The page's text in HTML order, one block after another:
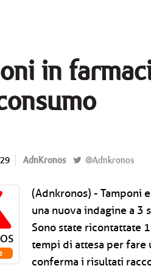
in
AdnKronos @Adnkronos
(Adnkronos) - Tamponi e mascherine Ffp, Altroconsumo ha condotto una nuova indagine a 3 settimane dal precedente monitoraggio. Sono state ricontattate 115 farmacie per chiedere disponibilità e tempi di attesa per fare un tampone antigenico rapido. L'indagine conferma i risultati raccolti prima di Natale: code e tempi d'attesa ancora troppo lunghi soprattutto al Nord, ma le farmacie sembrano essere oggi meno sotto pressione. Tornano i tamponi fai da te nelle farmacie, online e nei supermercati.L'assalto alle farmacie per fare il tampone registrato prima di Natale sembra essersi relativamente attenuato. Forse perché, venuta meno la necessità di dover fare a tutti i costi un tampone per partecipare a pranzi e cene con amici e parenti, si è tornati a richiedere un tampone rapido solo per uscire da quarantena e isolamento, per andare a lavorare e per ottenere il green pass base. Ciononostante le disponibilità per fare un tampone in tempi rapidi continuano a scarseggiare, soprattutto al Nord, rimangono necessarie le prenotazioni (in poco meno di 7 farmacie su 10), mentre sul fronte dei tamponi fai da te, introvabili dappertutto prima di Natale, sono tornati disponibili in farmacia, nei supermercati e anche online.Tra il 22 e il 23 dicembre scorso, proprio a ridosso dell'organizzazione di cenoni e feste, Altrococonsumo aveva contattato 117 farmacie in 10 regioni per chiedere quando occorresse aspettare per un tampone rapido antigenico e, in alternativa, se fosse disponibile il tampone rapido fai da de.Per quest'ultimo erano stati contattati anche 20 supermercati distribuiti nel territorio italiano, scoprendo che era di fatto introvabile ovunque lo si cercasse. Per il tampone rapido, è stato rilevato che le farmacie erano per lo più sotto pressione, con tempi di attesa medi di 3 o 4 giorni, ma con punte anche di due settimane nelle regioni del Nord. Oggi è ancora così? Tra il 10 e il 13 gennaio, a 3 settimane dal precedente monitoraggio, sono state ricontattate 115 farmacie in 10 regioni (Piemonte, Liguria, Lombardia, Veneto, Emilia Romagna, Toscana, Lazio, Puglia, Campania e Sicilia), che hanno aderito all’accordo per l’esecuzione dei tamponi rapidi a pagamento, per vedere (con un’inchiesta anonima) se, passate le feste, la situazione fosse migliorata. Nelle stesse farmacie sono stati anche chiesti prezzi e disponibilità delle mascherine Ffp2 a prezzo calmierato: in questo articolo tutti i risultati dell'indagine sulle mascherine.Per quanto riguarda i tamponi sostanzialmente è arrivata una conferma dei risultati raccolti prima di Natale, ma le richieste sembrano essere leggermente più gestibili: sono ad esempio aumentate le farmacie che non richiedono la prenotazione e che rispondono al telefono più facilmente. Continuano però a esserci code e tempi di attesa lunghi soprattutto in Lombardia, Toscana e Piemonte. Meno pressione sulle farmacieRispetto a Natale (quando il 26% delle farmacie non rispondeva affatto al telefono per l'eccessivo carico di lavoro) la situazione continua a essere critica ma sembra essere in miglioramento (oggi a non rispondere è solo il 18%). Oggi quindi le farmacie continuano ad avere tanto lavoro e faticano a rispondere al telefono (spesso ci hanno chiaramente detto che la farmacia era piena) ma la situazione sembra essere leggermente più gestibile.Occorre ancora prenotare per fare il tampone? Sì, nel 69% dei casi bisogna prenotare (a Natale era il 77%), mentre in